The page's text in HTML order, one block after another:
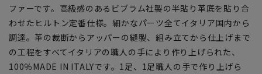
ファーです。高級感のあるビブラム社製の半貼り革底を貼り合
わせたヒルトン定番仕様。細かなパーツ全てイタリア国内から
調達。革の裁断からアッパーの縫製、組み立てから仕上げまで
の工程をすべてイタリアの職人の手により作り上げられた、
100％MADE IN ITALYです。1足、1足職人の手で作り上げら